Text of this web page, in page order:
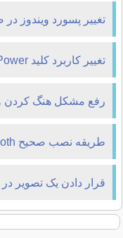
تغيير پسورد ويندوز
تغییر کاربرد کلید Power موجود بر روی کیس
رفع مشکل هنگ کردن
طريقه نصب صحيح Bluetoothبرروي كامپيوتر
قرار دادن یک تصوير در